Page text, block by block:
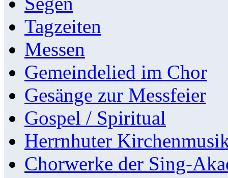
Tagzeiten
Messen
Gemeindelied im Chor
Gesänge zur Messfeier
Gospel / Spiritual
Herrnhuter
Chorwerke der Sing-